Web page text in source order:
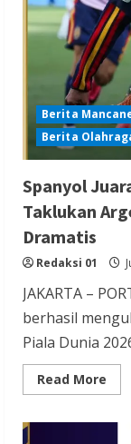
Berita
Berita
Spanyol
Taklukan
Dramatis
Redaksi 01
JAKARTA –
berhasil
Piala Dunia
Read More
more